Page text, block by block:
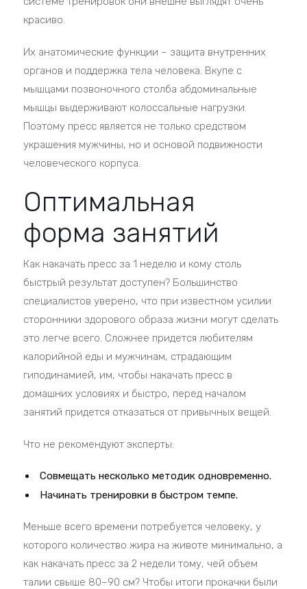
красиво.
Их анатомические функции – защита внутренних
органов и поддержка тела человека. Вкупе с
мышцами позвоночного столба абдоминальные
мышцы выдерживают колоссальные нагрузки.
Поэтому пресс является не только средством
украшения мужчины, но и основой подвижности
человеческого корпуса.
Оптимальная
форма занятий
Как накачать пресс за 1 неделю и кому столь
быстрый результат доступен? Большинство
специалистов уверено, что при известном усилии
сторонники здорового образа жизни могут сделать
это легче всего. Сложнее придется любителям
калорийной еды и мужчинам, страдающим
гиподинамией, им, чтобы накачать пресс в
домашних условиях и быстро, перед началом
занятий придется отказаться от привычных вещей.
Что не рекомендуют эксперты:
Совмещать несколько методик одновременно.
Начинать тренировки в быстром темпе.
Меньше всего времени потребуется человеку, у
которого количество жира на животе минимально, а
как накачать пресс за 2 недели тому, чей объем
талии свыше 80–90 см? Чтобы итоги прокачки были